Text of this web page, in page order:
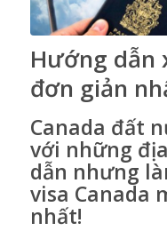
Hướng dẫn
đơn giản
Canada đất
với những
dẫn nhưng
visa Canada
nhất!